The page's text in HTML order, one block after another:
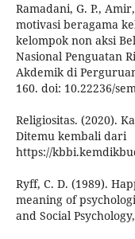
Ramadani, G. P.,
motivasi beragama
kelompok non aksi
Nasional Penguatan
Akdemik di
160. doi: 10.22236/
Religiositas. (2020).
Ditemu kembali dari
https://
Ryff, C. D. (1989).
meaning of
and Social